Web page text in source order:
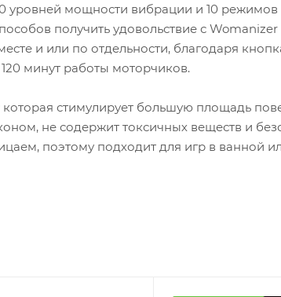
уровней мощности вибрации и 10 режимов
получить удовольствие с Womanizer
и или по отдельности, благодаря
минут работы моторчиков.
стимулирует большую площадь
не содержит токсичных веществ и
поэтому подходит для игр в ванной